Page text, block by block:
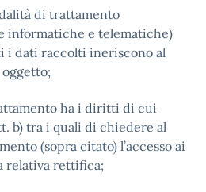
di trattamento
informatiche e telematiche)
i dati raccolti ineriscono al
ha i diritti di cui
b) tra i quali di chiedere al
(sopra citato) l’accesso ai
relativa rettifica;